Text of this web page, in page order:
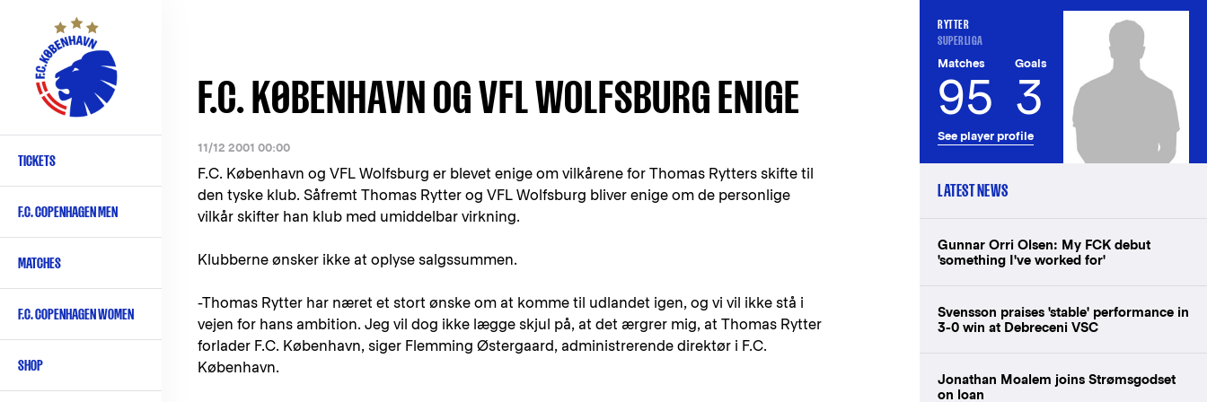
content
Primary
English
TICKETS
F.C. COPENHAGEN MEN
MATCHES
F.C. COPENHAGEN WOMEN
SHOP
F.C. KØBENHAVN OG VFL WOLFSBURG ENIGE
11/12 2001 00:00
F.C. København og VFL Wolfsburg er blevet enige om vilkårene for Thomas Rytters skifte til
den tyske klub. Såfremt Thomas Rytter og VFL Wolfsburg bliver enige om de personlige
vilkår skifter han klub med umiddelbar virkning.
Klubberne ønsker ikke at oplyse salgssummen.
-Thomas Rytter har næret et stort ønske om at komme til udlandet igen, og vi vil ikke stå i
vejen for hans ambition. Jeg vil dog ikke lægge skjul på, at det ærgrer mig, at Thomas Rytter
forlader F.C. København, siger Flemming Østergaard, administrerende direktør i F.C.
København.
RYTTER
SUPERLIGA
Matches
95
Goals
3
See player profile
LATEST NEWS
Gunnar Orri Olsen: My FCK debut
'something I've worked for'
Svensson praises 'stable' performance in
3-0 win at Debreceni VSC
Jonathan Moalem joins Strømsgodset
on loan